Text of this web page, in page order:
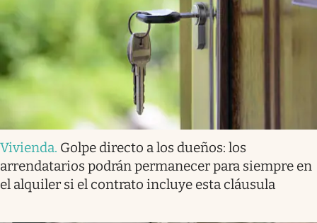
Vivienda. Golpe directo a los dueños: los
arrendatarios podrán permanecer para siempre en
el alquiler si el contrato incluye esta cláusula